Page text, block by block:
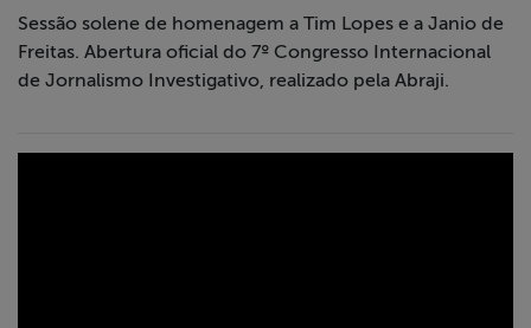
Sessão solene de homenagem a Tim Lopes e a Janio de
Freitas. Abertura oficial do 7º Congresso Internacional
de Jornalismo Investigativo, realizado pela Abraji.